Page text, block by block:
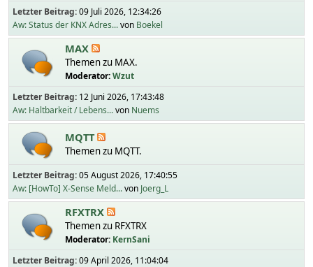
Letzter Beitrag:09 Juli 2026, 12:34:26
Aw: Status der KNX Adres...von Boekel
MAX
Themen zu MAX.
Moderator:Wzut
Letzter Beitrag: 12 Juni 2026, 17:43:48
Aw: Haltbarkeit / Lebens...von Nuems
MQTT
Themen zu MQTT.
Letzter Beitrag:05 August 2026, 17:40:55
Aw: [HowTo] X-Sense Meld...von Joerg_L
RFXTRX
Themen zu RFXTRX
Moderator: KernSani
Letzter Beitrag:09 April 2026, 11:04:04